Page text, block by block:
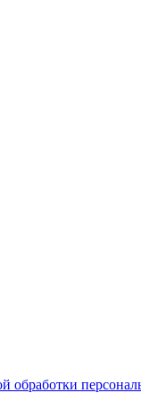
обработки